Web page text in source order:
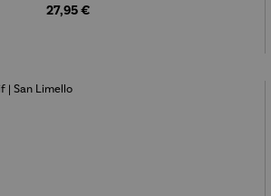
Regulärer Preis:
27,95 €